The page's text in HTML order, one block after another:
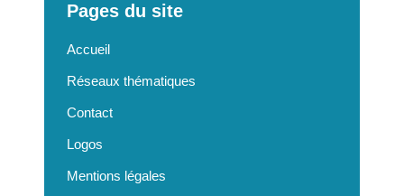
Pages du site
Accueil
Réseaux thématiques
Contact
Logos
Mentions légales